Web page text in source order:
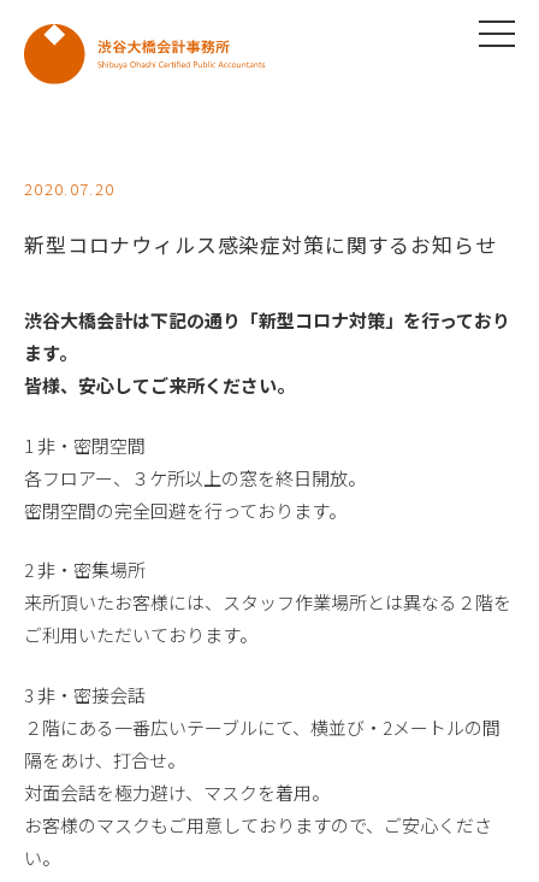
2020.07.20
新型コロナウィルス感染症対策に関するお知らせ
渋谷大橋会計は下記の通り「新型コロナ対策」を行っており
ます。
皆様、安心してご来所ください。
1 非・密閉空間
各フロアー、３ケ所以上の窓を終日開放。
密閉空間の完全回避を行っております。
2 非・密集場所
来所頂いたお客様には、スタッフ作業場所とは異なる２階を
ご利用いただいております。
3 非・密接会話
２階にある一番広いテーブルにて、横並び・2メートルの間
隔をあけ、打合せ。
対面会話を極力避け、マスクを着用。
お客様のマスクもご用意しておりますので、ご安心くださ
い。